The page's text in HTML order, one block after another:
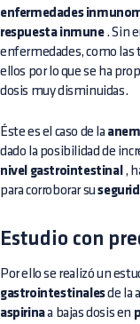
enfermedades
respuesta inmune. Sin
enfermedades, como las
ellos por lo que se ha
dosis muy disminuidas.
Éste es el caso de la
dado la posibilidad de
nivel gastrointestinal ,
para corroborar su
Estudio con
Por ello se realizó un
gastrointestinalesde la
aspirinaa bajas dosis en